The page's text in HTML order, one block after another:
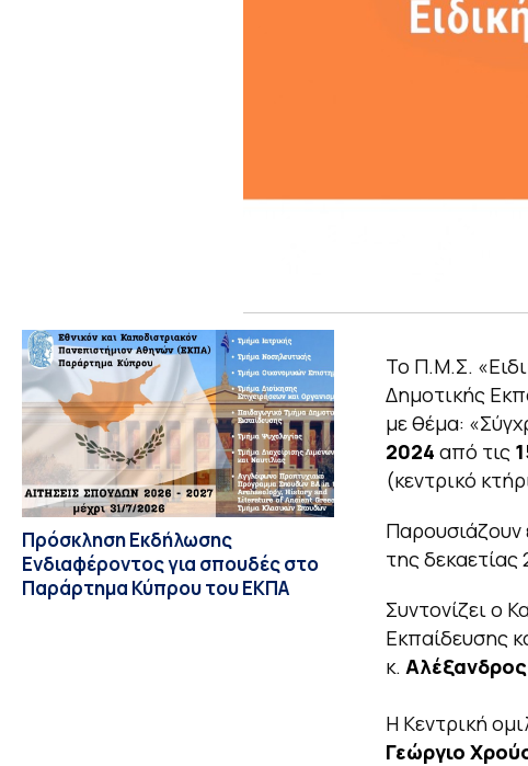
Πρόσκληση Εκδήλωσης
Ενδιαφέροντος για σπουδές στο
Παράρτημα Κύπρου του ΕΚΠΑ
Το Π.Μ.Σ.
Δημοτικής
με θέμα:
2024 από τις
(κεντρικό
Παρουσιάζουν
της δεκαετίας
Συντονίζει ο
Εκπαίδευσης
κ.
Η Κεντρική
Γεώργιο